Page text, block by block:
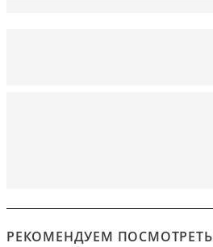
РЕКОМЕНДУЕМ ПОСМОТРЕТЬ